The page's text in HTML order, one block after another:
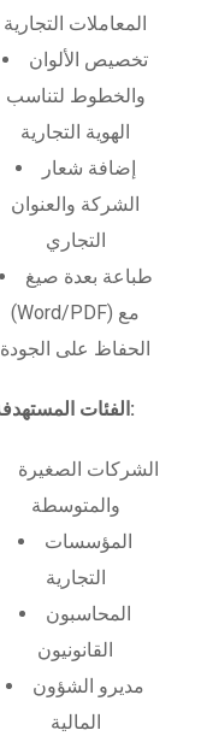
المعاملات التجارية
تخصيص الألوان
والخطوط لتناسب
الهوية التجارية
إضافة شعار
الشركة والعنوان
التجاري
طباعة بعدة صيغ
(Word/PDF) مع
الحفاظ على الجودة
الفئات المستهدفة:
الشركات الصغيرة
والمتوسطة
المؤسسات
التجارية
المحاسبون
القانونيون
مديرو الشؤون
المالية